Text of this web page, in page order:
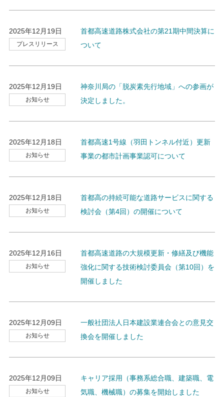
2025年12月19日
プレスリリース
首都高速道路株式会社の第21期中間決算に
ついて
2025年12月19日
お知らせ
神奈川局の「脱炭素先行地域」への参画が
決定しました。
2025年12月18日
お知らせ
首都高速1号線（羽田トンネル付近）更新
事業の都市計画事業認可について
2025年12月18日
お知らせ
首都高の持続可能な道路サービスに関する
検討会（第4回）の開催について
2025年12月16日
お知らせ
首都高速道路の大規模更新・修繕及び機能
強化に関する技術検討委員会（第10回）を
開催しました
2025年12月09日
お知らせ
一般社団法人日本建設業連合会との意見交
換会を開催しました
2025年12月09日
お知らせ
キャリア採用（事務系総合職、建築職、電
気職、機械職）の募集を開始しました